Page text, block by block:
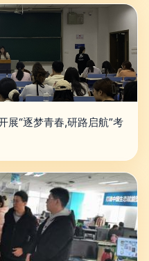
展“逐梦青春,研路启航”考